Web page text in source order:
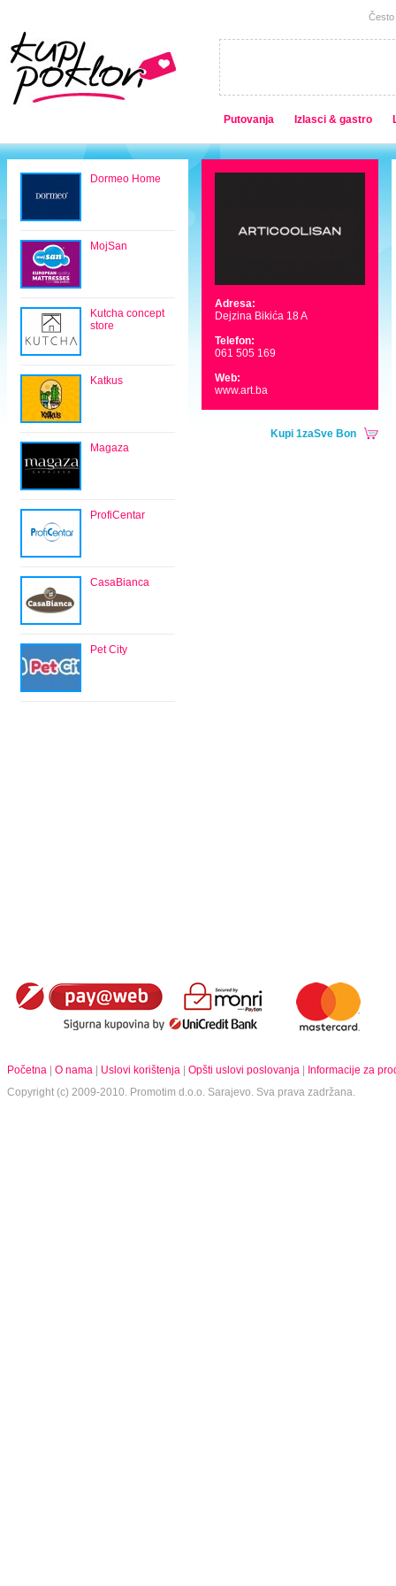
Često
Putovanja Izlasci & gastro
Dormeo Home
MojSan
Kutcha concept
store
Katkus
Magaza
ProfiCentar
CasaBianca
Pet City
Adresa:
Dejzina Bikića 18 A
Telefon:
061 505 169
Web:
www.art.ba
Kupi 1zaSve Bon
Početna O nama Uslovi korištenja Opšti uslovi poslovanja
Informacije za
Copyright (c) 2009-2010. Promotim d.o.o. Sarajevo. Sva prava zadržana.